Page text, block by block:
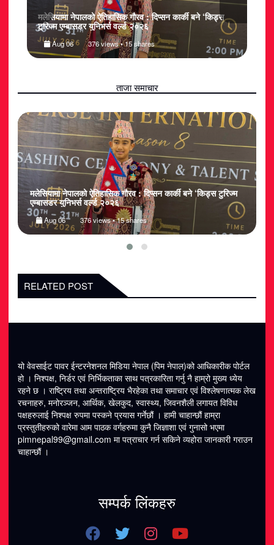
मलेसियामा नेपालको ऐतिहासिक गौरव : दिप्सन कार्की बने ‘किड्स
टुरिज्म एम्बासडर युनिभर्स वर्ल्ड २०२६
Aug 06 376 views • 15 shares
ताजा समाचार
मलेसियामा नेपालको ऐतिहासिक गौरव : दिप्सन कार्की बने ‘किड्स टुरिज्म
एम्बासडर युनिभर्स वर्ल्ड २०२६
Aug 06 376 views • 15 shares
RELATED POST
यो वेवसाईट पावर ईन्टरनेशनल मिडिया नेपाल (पिम नेपाल)को आधिकारीक पोर्टल
हो । निश्पक्ष, निर्डर एवं निर्भिकताका साथ पत्रकारिता गर्नु नै हाम्रो मुख्य ध्येय
रहने छ । राष्ट्रिय तथा अन्तराष्ट्रिय भैरहेका तथा समाचार एवं विश्लेषणात्मक लेख
रचनाहरु, मनोरञ्जन, आर्थिक, खेलकुद, स्वास्थ्य, जिवनशैली लगायत विविध
पक्षहरुलाई निश्पक्ष रुपमा पस्कने प्रयास गर्नेछौं । हामी चाहान्छौं हाम्रा
प्रस्तुतीहरुको वारेमा आम पाठक वर्गहरुमा कुनै जिज्ञाशा एवं गुनासो भएमा
pimnepal99@gmail.com मा पत्राचार गर्न सकिने व्यहोरा जानकारी गराउन
चाहान्छौं ।
सम्पर्क लिंकहरु